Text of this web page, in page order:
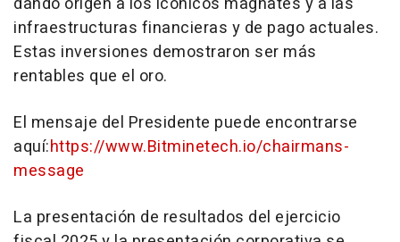
infraestructuras financieras y de pago actuales.
Estas inversiones demostraron ser más
rentables que el oro.
El mensaje del Presidente puede encontrarse
aquí:https://www.Bitminetech.io/chairmans-
message
La presentación de resultados del ejercicio